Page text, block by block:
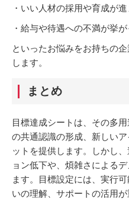
・いい人材の採用や育成が
・給与や待遇への不満が挙
といったお悩みをお持ちの
します。
まとめ
目標達成シートは、その多
の共通認識の形成、新しい
ットを提供します。しかし
ョン低下や、煩雑さによる
ます。目標設定には、実行
いの理解、サポートの活用